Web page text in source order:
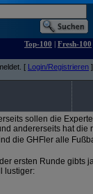
Top-100 | Fresh-100
[ Login/Registrieren ]
sollen die
andererseits hat die
die GHFler alle
ersten Runde gibts
lustiger: